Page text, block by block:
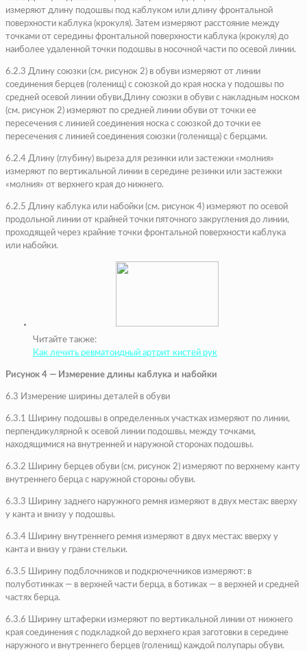
измеряют длину подошвы под каблуком или длину фронтальной
поверхности каблука (крокуля). Затем измеряют расстояние между
точками от середины фронтальной поверхности каблука (крокуля) до
наиболее удаленной точки подошвы в носочной части по осевой линии.
6.2.3 Длину союзки (см. рисунок 2) в обуви измеряют от линии
соединения берцев (голенищ) с союзкой до края носка у подошвы по
средней осевой линии обуви.Длину союзки в обуви с накладным носком
(см. рисунок 2) измеряют по средней линии обуви от точки ее
пересечения с линией соединения носка с союзкой до точки ее
пересечения с линией соединения союзки (голенища) с берцами.
6.2.4 Длину (глубину) выреза для резинки или застежки «молния»
измеряют по вертикальной линии в середине резинки или застежки
«молния» от верхнего края до нижнего.
6.2.5 Длину каблука или набойки (см. рисунок 4) измеряют по осевой
продольной линии от крайней точки пяточного закругления до линии,
проходящей через крайние точки фронтальной поверхности каблука
или набойки.
Читайте также:
Как лечить ревматоидный артрит кистей рук
Рисунок 4 — Измерение длины каблука и набойки
6.3 Измерение ширины деталей в обуви
6.3.1 Ширину подошвы в определенных участках измеряют по линии,
перпендикулярной к осевой линии подошвы, между точками,
находящимися на внутренней и наружной сторонах подошвы.
6.3.2 Ширину берцев обуви (см. рисунок 2) измеряют по верхнему канту
внутреннего берца с наружной стороны обуви.
6.3.3 Ширину заднего наружного ремня измеряют в двух местах: вверху
у канта и внизу у подошвы.
6.3.4 Ширину внутреннего ремня измеряют в двух местах: вверху у
канта и внизу у грани стельки.
6.3.5 Ширину подблочников и подкрючечников измеряют: в
полуботинках — в верхней части берца, в ботиках — в верхней и средней
частях берца.
6.3.6 Ширину штаферки измеряют по вертикальной линии от нижнего
края соединения с подкладкой до верхнего края заготовки в середине
наружного и внутреннего берцев (голенищ) каждой полупары обуви.